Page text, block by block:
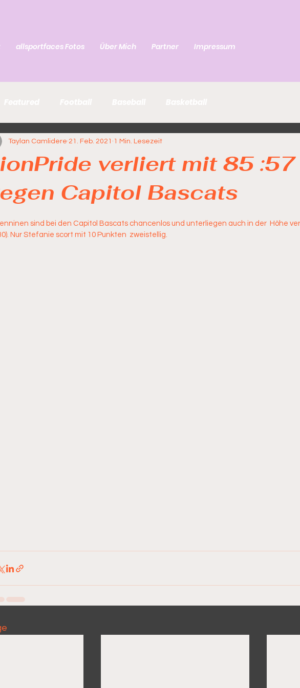
allsportfaces Fotos Über Mich Partner Impressum
verliert mit 85 :57
Capitol Bascats
Taylan Camlidere 21. Feb. 2021 1 Min. Lesezeit
sind bei den Capitol Bascats chancenlos und unterliegen auch in der  Höhe
Nur Stefanie scort mit 10 Punkten  zweistellig.